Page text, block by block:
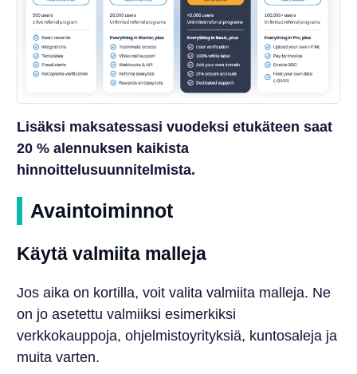
Lisäksi maksatessasi vuodeksi etukäteen saat
20 % alennuksen kaikista
hinnoittelusuunnitelmista.
Avaintoiminnot
Käytä valmiita malleja
Jos aika on kortilla, voit valita valmiita malleja. Ne
on jo asetettu valmiiksi esimerkiksi
verkkokauppoja, ohjelmistoyrityksiä, kuntosaleja ja
muita varten.